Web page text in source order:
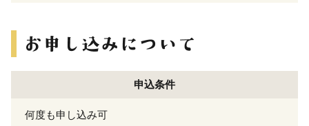
申込条件
何度も申し込み可